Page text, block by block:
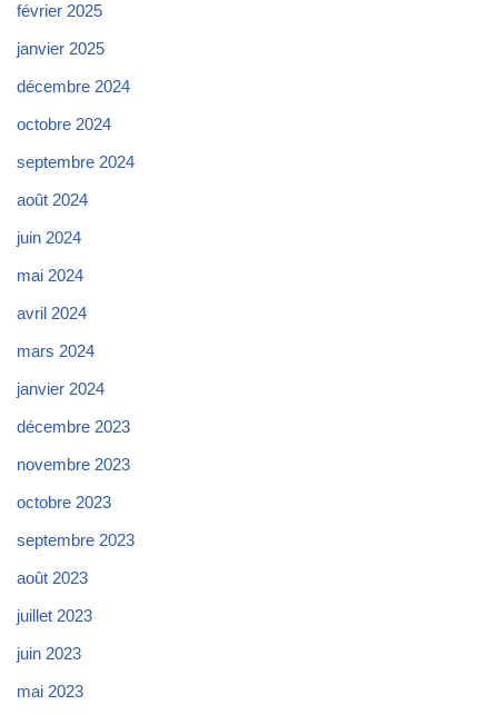
février 2025
janvier 2025
décembre 2024
octobre 2024
septembre 2024
août 2024
juin 2024
mai 2024
avril 2024
mars 2024
janvier 2024
décembre 2023
novembre 2023
octobre 2023
septembre 2023
août 2023
juillet 2023
juin 2023
mai 2023